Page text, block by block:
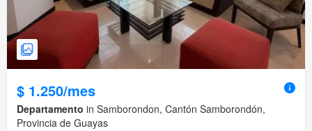
$ 1.250/mes
Departamento in Samborondon, Cantón Samborondón,
Provincia de Guayas